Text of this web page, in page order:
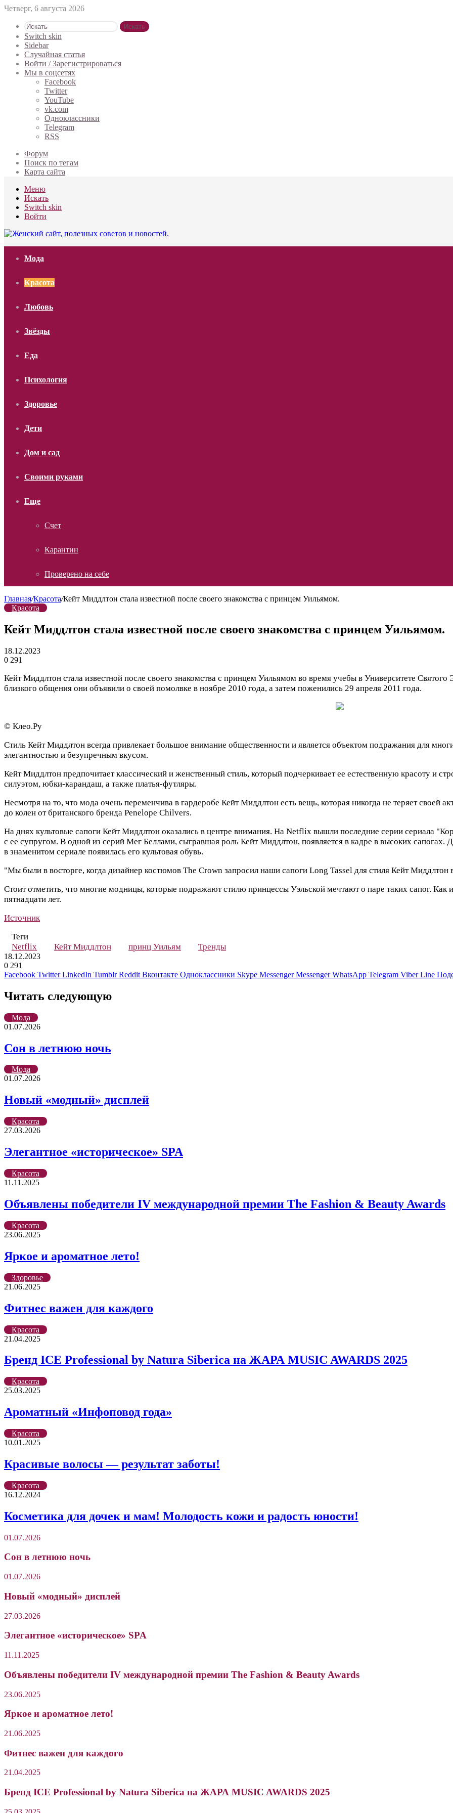
Четверг, 6 августа 2026
Искать
Switch skin
Sidebar
Случайная статья
Войти / Зарегистрироваться
Мы в соцсетях
Facebook
Twitter
YouTube
vk.com
Одноклассники
Telegram
RSS
Форум
Поиск по тегам
Карта сайта
Меню
Искать
Switch skin
Войти
Мода
Красота
Любовь
Звёзды
Еда
Психология
Здоровье
Дети
Дом и сад
Своими руками
Еще
Счет
Карантин
Проверено на себе
Главная/Красота/Кейт Миддлтон стала известной после своего знакомства с принцем Уильямом.
Красота
Кейт Миддлтон стала известной после своего знакомства с принцем Уильямом.
18.12.2023
0 291
Кейт Миддлтон стала известной после своего знакомства с принцем Уильямом во время учебы в Университете
близкого общения они объявили о своей помолвке в ноябре 2010 года, а затем поженились 29 апреля 2011 года.
© Клео.Ру
Стиль Кейт Миддлтон всегда привлекает большое внимание общественности и является объектом подражания для
элегантностью и безупречным вкусом.
Кейт Миддлтон предпочитает классический и женственный стиль, который подчеркивает ее естественную красоту и
силуэтом, юбки-карандаш, а также платья-футляры.
Несмотря на то, что мода очень переменчива в гардеробе Кейт Миддлтон есть вещь, которая никогда не теряет своей
до колен от британского бренда Penelope Chilvers.
На днях культовые сапоги Кейт Миддлтон оказались в центре внимания. На Netflix вышли последние серии сериала
с ее супругом. В одной из серий Мег Беллами, сыгравшая роль Кейт Миддлтон, появляется в кадре в высоких сапогах.
в знаменитом сериале появилась его культовая обувь.
"Мы были в восторге, когда дизайнер костюмов The Crown запросил наши сапоги Long Tassel для стиля Кейт Миддлтон
Стоит отметить, что многие модницы, которые подражают стилю принцессы Уэльской мечтают о паре таких сапог. Как
пятнадцати лет.
Источник
Теги
Netflix
Кейт Миддлтон принц Уильям Тренды
18.12.2023
0 291
Facebook Twitter LinkedIn Tumblr Reddit Вконтакте Одноклассники Skype Messenger Messenger WhatsApp Telegram Viber Line
Читать следующую
Мода
01.07.2026
Сон в летнюю ночь
Мода
01.07.2026
Новый «модный» дисплей
Красота
27.03.2026
Элегантное «историческое» SPA
Красота
11.11.2025
Объявлены победители IV международной премии The Fashion & Beauty Awards
Красота
23.06.2025
Яркое и ароматное лето!
Здоровье
21.06.2025
Фитнес важен для каждого
Красота
21.04.2025
Бренд ICE Professional by Natura Siberica на ЖАРА MUSIC AWARDS 2025
Красота
25.03.2025
Ароматный «Инфоповод года»
Красота
10.01.2025
Красивые волосы — результат заботы!
Красота
16.12.2024
Косметика для дочек и мам! Молодость кожи и радость юности!
01.07.2026
Сон в летнюю ночь
01.07.2026
Новый «модный» дисплей
27.03.2026
Элегантное «историческое» SPA
11.11.2025
Объявлены победители IV международной премии The Fashion & Beauty Awards
23.06.2025
Яркое и ароматное лето!
21.06.2025
Фитнес важен для каждого
21.04.2025
Бренд ICE Professional by Natura Siberica на ЖАРА MUSIC AWARDS 2025